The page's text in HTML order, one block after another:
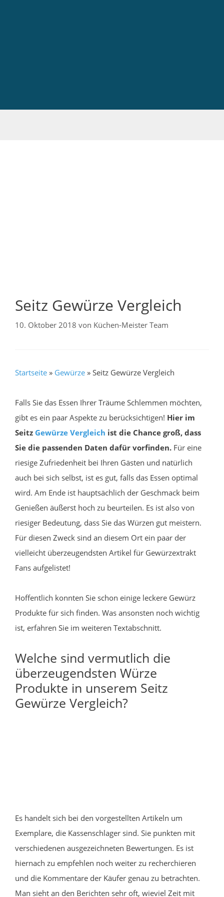
Seitz Gewürze Vergleich
10. Oktober 2018 von Küchen-Meister Team
Startseite » Gewürze » Seitz Gewürze Vergleich
Falls Sie das Essen Ihrer Träume Schlemmen möchten,
gibt es ein paar Aspekte zu berücksichtigen! Hier im
Seitz Gewürze Vergleich ist die Chance groß, dass
Sie die passenden Daten dafür vorfinden. Für eine
riesige Zufriedenheit bei Ihren Gästen und natürlich
auch bei sich selbst, ist es gut, falls das Essen optimal
wird. Am Ende ist hauptsächlich der Geschmack beim
Genießen äußerst hoch zu beurteilen. Es ist also von
riesiger Bedeutung, dass Sie das Würzen gut meistern.
Für diesen Zweck sind an diesem Ort ein paar der
vielleicht überzeugendsten Artikel für Gewürzextrakt
Fans aufgelistet!
Hoffentlich konnten Sie schon einige leckere Gewürz
Produkte für sich finden. Was ansonsten noch wichtig
ist, erfahren Sie im weiteren Textabschnitt.
Welche sind vermutlich die
überzeugendsten Würze
Produkte in unserem Seitz
Gewürze Vergleich?
Es handelt sich bei den vorgestellten Artikeln um
Exemplare, die Kassenschlager sind. Sie punkten mit
verschiedenen ausgezeichneten Bewertungen. Es ist
hiernach zu empfehlen noch weiter zu recherchieren
und die Kommentare der Käufer genau zu betrachten.
Man sieht an den Berichten sehr oft, wieviel Zeit mit